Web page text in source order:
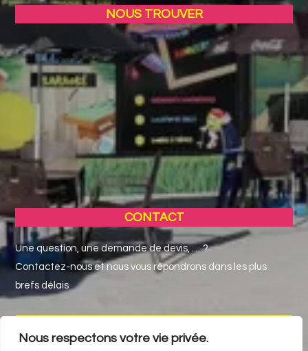
Nous respectons votre vie privée.
NOUS TROUVER
CONTACT
Une question, une demande de devis, … ?
Contactez-nous et nous vous répondrons dans les plus
brefs délais